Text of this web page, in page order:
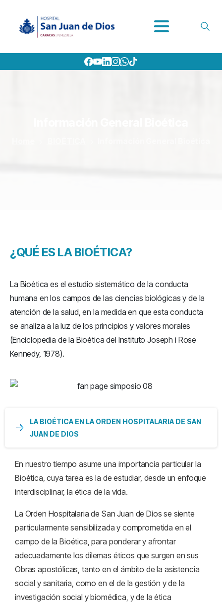
¿QUÉ ES LABIOÉTICA?
La Bioética es el estudio sistemático de la conducta
humana en los campos de las ciencias biológicas y de la
atención de la salud, en la medida en que esta conducta
se analiza a la luz de los principios y valores morales
(Enciclopedia de la Bioética del Instituto Joseph i Rose
Kennedy, 1978).
LA BIOÉTICA EN LA ORDEN HOSPITALARIA DE SAN
JUAN DE DIOS
En nuestro tiempo asume una importancia particular la
Bioética, cuya tarea es la de estudiar, desde un enfoque
interdisciplinar, la ética de la vida.
La Orden Hospitalaria de San Juan de Dios se siente
particularmente sensibilizada y comprometida en el
campo de la Bioética, para ponderar y afrontar
adecuadamente los dilemas éticos que surgen en sus
Obras apostólicas, tanto en el ámbito de la asistencia
social y sanitaria, como en el de la gestión y de la
investigación social y biomédica, y de la ética